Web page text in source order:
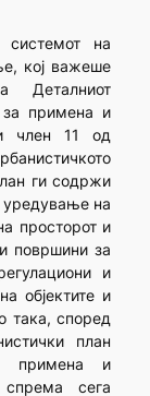
на
кој важеше
примена и
член 11 од
ги содржи
уредување на
просторот и
површини за
и
објектите и
така, според
план
примена и
сега